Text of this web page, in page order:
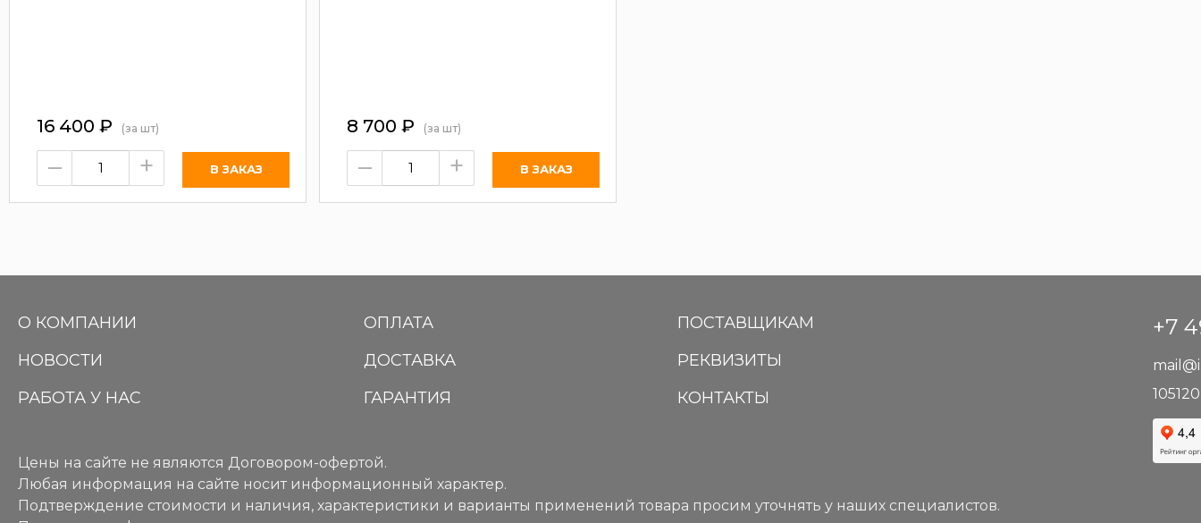
16 400 ₽ (за шт)
– +
8 700 ₽ (за шт)
– +
О КОМПАНИИ
НОВОСТИ
РАБОТА У НАС
ОПЛАТА
ДОСТАВКА
ГАРАНТИЯ
ПОСТАВЩИКАМ
РЕКВИЗИТЫ
КОНТАКТЫ
Цены на сайте не являются Договором-офертой.
Любая информация на сайте носит информационный характер.
Подтверждение стоимости и наличия, характеристики и варианты применений товара просим уточнять у наших специалистов.
+7